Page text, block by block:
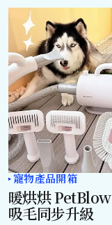
寵物產品開箱
暖烘烘
吸毛同步升級